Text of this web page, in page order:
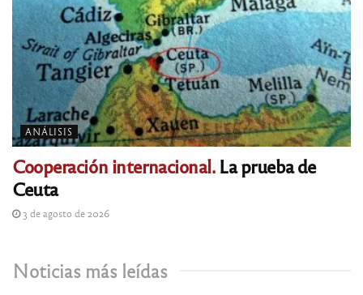
ANÁLISIS
Cooperación internacional.La prueba de
Ceuta
3 de agosto de 2026
Noticias más leídas